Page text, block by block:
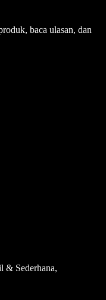
baca ulasan, dan
& Sederhana,